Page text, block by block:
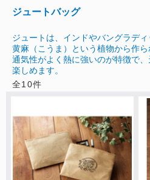
ジュートバッグ
ジュートは、インドやバングラデ
黄麻（こうま）という植物から作ら
通気性がよく熱に強いのが特徴で
楽しめます。
全10件